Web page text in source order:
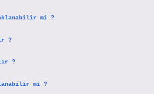
mi ?
?
?
mi ?